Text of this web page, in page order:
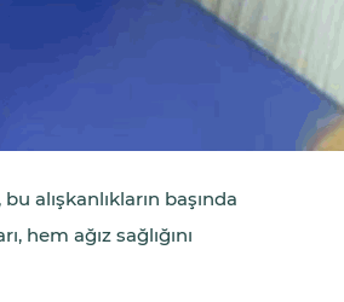
alışkanlıkların başında
ağız sağlığını